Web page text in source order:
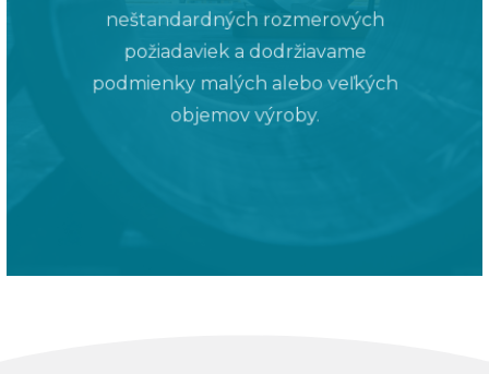
neštandardných rozmerových
požiadaviek a dodržiavame
podmienky malých alebo veľkých
objemov výroby.